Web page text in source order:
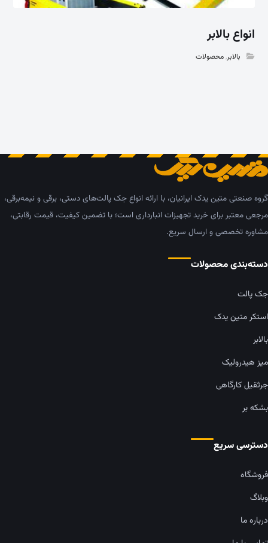
انواع بالابر
بالابر,محصولات
گروه صنعتی متین یدک ایرانیان، با ارائه انواع جک پالت‌های دستی، برقی و نیمه‌برقی،
مرجعی معتبر برای خرید تجهیزات انبارداری است؛ با تضمین کیفیت، قیمت رقابتی،
مشاوره تخصصی و ارسال سریع.
دسته‌بندی محصولات
جک پالت
استکر متین یدک
بالابر
میز هیدرولیک
جرثقیل کارگاهی
بشکه بر
دسترسی سریع
فروشگاه
وبلاگ
درباره ما